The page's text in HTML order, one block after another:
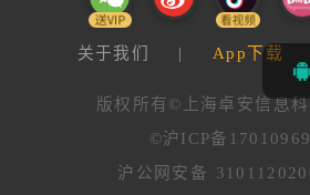
关于我们 | App下载
版权所有©上海卓安信息
©沪ICP备
沪公网安备